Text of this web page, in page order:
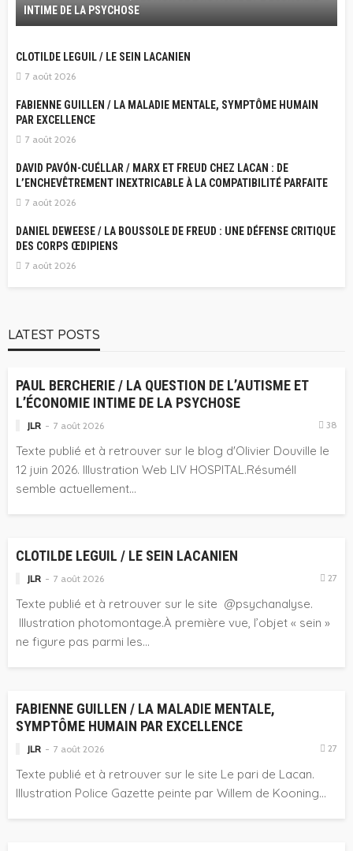
INTIME DE LA PSYCHOSE
CLOTILDE LEGUIL / LE SEIN LACANIEN
7 août 2026
FABIENNE GUILLEN / LA MALADIE MENTALE, SYMPTÔME HUMAIN
PAR EXCELLENCE
7 août 2026
DAVID PAVÓN-CUÉLLAR / MARX ET FREUD CHEZ LACAN : DE
L’ENCHEVÊTREMENT INEXTRICABLE À LA COMPATIBILITÉ PARFAITE
7 août 2026
DANIEL DEWEESE / LA BOUSSOLE DE FREUD : UNE DÉFENSE CRITIQUE
DES CORPS ŒDIPIENS
7 août 2026
LATEST POSTS
CONTRIBUTIONS
PAUL BERCHERIE / LA QUESTION DE L’AUTISME ET
L’ÉCONOMIE INTIME DE LA PSYCHOSE
JLR 7 août 2026 38
Texte publié et à retrouver sur le blog d'Olivier Douville le
12 juin 2026. Illustration Web LIV HOSPITAL.RésuméIl
semble actuellement...
CLOTILDE LEGUIL / LE SEIN LACANIEN
JLR 7 août 2026 27
Texte publié et à retrouver sur le site @psychanalyse.
Illustration photomontage.À première vue, l’objet « sein »
ne figure pas parmi les...
FABIENNE GUILLEN / LA MALADIE MENTALE,
SYMPTÔME HUMAIN PAR EXCELLENCE
JLR 7 août 2026 27
Texte publié et à retrouver sur le site Le pari de Lacan.
Illustration Police Gazette peinte par Willem de Kooning...